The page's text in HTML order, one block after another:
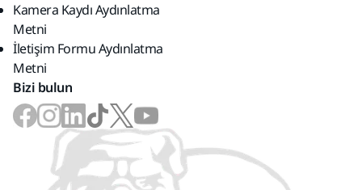
Kamera Kaydı Aydınlatma
Metni
İletişim Formu Aydınlatma
Metni
Bizi bulun